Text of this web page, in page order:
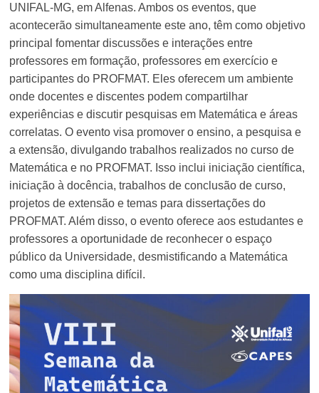
UNIFAL-MG, em Alfenas. Ambos os eventos, que
acontecerão simultaneamente este ano, têm como objetivo
principal fomentar discussões e interações entre
professores em formação, professores em exercício e
participantes do PROFMAT. Eles oferecem um ambiente
onde docentes e discentes podem compartilhar
experiências e discutir pesquisas em Matemática e áreas
correlatas. O evento visa promover o ensino, a pesquisa e
a extensão, divulgando trabalhos realizados no curso de
Matemática e no PROFMAT. Isso inclui iniciação científica,
iniciação à docência, trabalhos de conclusão de curso,
projetos de extensão e temas para dissertações do
PROFMAT. Além disso, o evento oferece aos estudantes e
professores a oportunidade de reconhecer o espaço
público da Universidade, desmistificando a Matemática
como uma disciplina difícil.